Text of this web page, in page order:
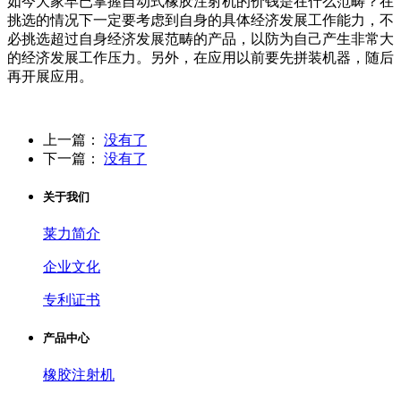
挑选的情况下一定要考虑到自身的具体经济发展工作能力，不
必挑选超过自身经济发展范畴的产品，以防为自己产生非常大
的经济发展工作压力。另外，在应用以前要先拼装机器，随后
再开展应用。
上一篇：
没有了
下一篇：
没有了
关于我们
莱力简介
企业文化
专利证书
产品中心
橡胶注射机